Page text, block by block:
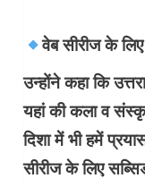
वेब सीरीज के
उन्होंने कहा कि
यहां की कला व
दिशा में भी हमें
सीरीज के लिए